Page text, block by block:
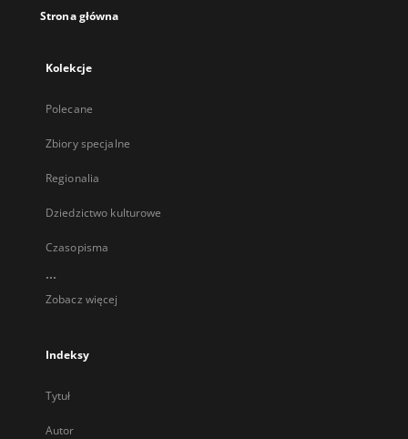
Strona główna
Kolekcje
Polecane
Zbiory specjalne
Regionalia
Dziedzictwo kulturowe
Czasopisma
...
Zobacz więcej
Indeksy
Tytuł
Autor